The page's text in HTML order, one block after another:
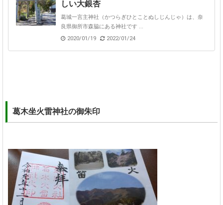
しい大銀杏
葛城一言主神社（かつらぎひとことぬしじんじゃ）は、奈
良県御所市森脇にある神社です ...
2020/01/19
2022/01/24
葛木坐火雷神社の御朱印